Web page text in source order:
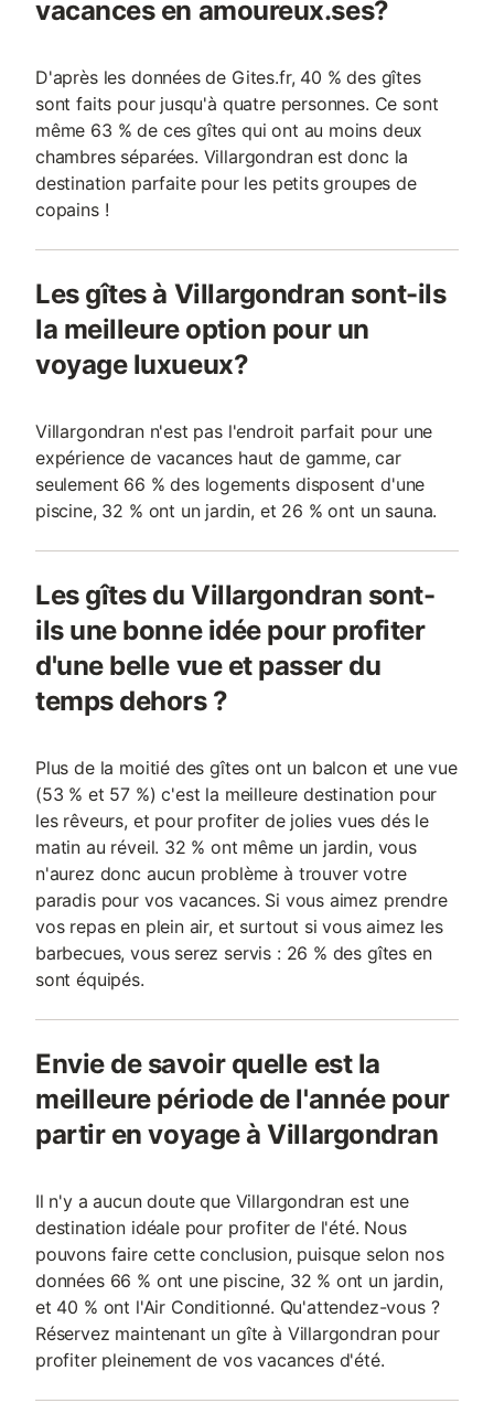
vacances en amoureux.ses?
D'après les données de Gites.fr, 40 % des gîtes
sont faits pour jusqu'à quatre personnes. Ce sont
même 63 % de ces gîtes qui ont au moins deux
chambres séparées. Villargondran est donc la
destination parfaite pour les petits groupes de
copains !
Les gîtes à Villargondran sont-ils
la meilleure option pour un
voyage luxueux?
Villargondran n'est pas l'endroit parfait pour une
expérience de vacances haut de gamme, car
seulement 66 % des logements disposent d'une
piscine, 32 % ont un jardin, et 26 % ont un sauna.
Les gîtes du Villargondran sont-
ils une bonne idée pour profiter
d'une belle vue et passer du
temps dehors ?
Plus de la moitié des gîtes ont un balcon et une vue
(53 % et 57 %) c'est la meilleure destination pour
les rêveurs, et pour profiter de jolies vues dés le
matin au réveil. 32 % ont même un jardin, vous
n'aurez donc aucun problème à trouver votre
paradis pour vos vacances. Si vous aimez prendre
vos repas en plein air, et surtout si vous aimez les
barbecues, vous serez servis : 26 % des gîtes en
sont équipés.
Envie de savoir quelle est la
meilleure période de l'année pour
partir en voyage à Villargondran
Il n'y a aucun doute que Villargondran est une
destination idéale pour profiter de l'été. Nous
pouvons faire cette conclusion, puisque selon nos
données 66 % ont une piscine, 32 % ont un jardin,
et 40 % ont l'Air Conditionné. Qu'attendez-vous ?
Réservez maintenant un gîte à Villargondran pour
profiter pleinement de vos vacances d'été.